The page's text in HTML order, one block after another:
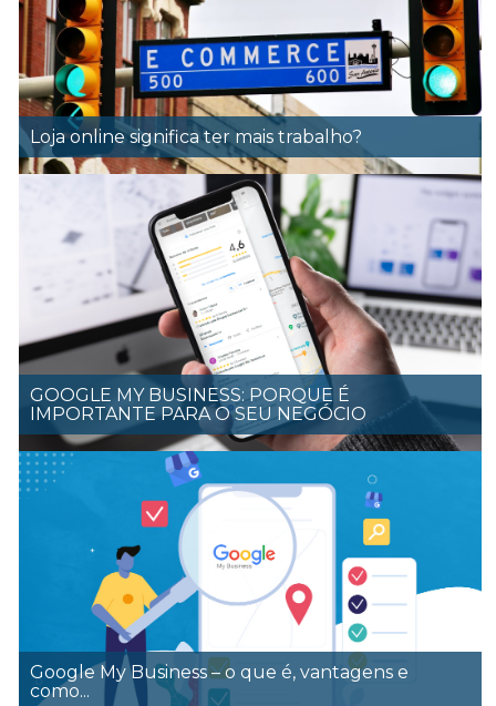
Loja online significa ter mais trabalho?
GOOGLE MY BUSINESS: PORQUE É
IMPORTANTE PARA O SEU NEGÓCIO
Google My Business – o que é, vantagens e
como...